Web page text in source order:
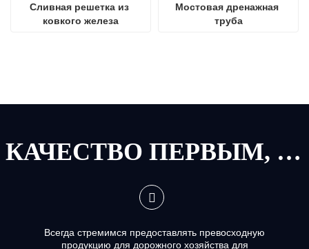
Сливная решетка из
ковкого железа
Мостовая дренажная
труба
КАЧЕСТВО ПЕРВЫМ, СЕРВИС ПЕРВЫМ
Всегда стремимся предоставлять превосходную
продукцию для дорожного хозяйства для